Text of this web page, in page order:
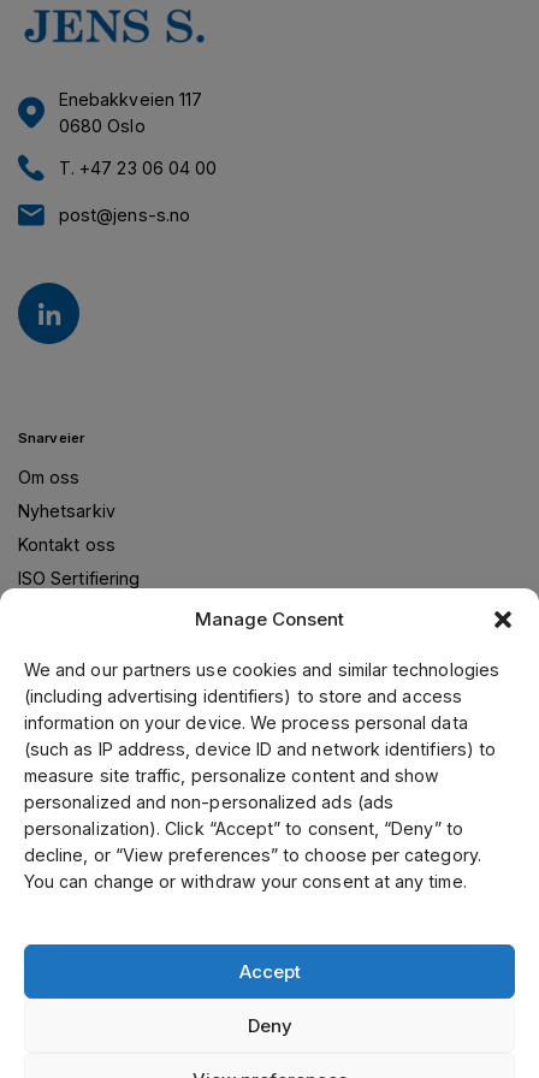
Manage Consent
We and our partners use cookies and similar technologies
(including advertising identifiers) to store and access
information on your device. We process personal data
(such as IP address, device ID and network identifiers) to
measure site traffic, personalize content and show
personalized and non-personalized ads (ads
personalization). Click “Accept” to consent, “Deny” to
decline, or “View preferences” to choose per category.
You can change or withdraw your consent at any time.
Accept
Deny
Enebakkveien 117
0680 Oslo
T. +47 23 06 04 00
post@jens-s.no
Snarveier
Om oss
Nyhetsarkiv
Kontakt oss
ISO Sertifiering
Supplier code of conduct
Om oss
Jens S. Transmisjoner Norge leverer transmisjonsløsninger i
samarbeid med verdensledende leverandører. Gjennom vår
ledende posisjon i Skandinavia, samt fokusering på kvalitet
og kundeservice kan vi tilby ett bredt sortiment til
konkurransekraftige priser. Kunde-og spesialtilpassede
produkter tilvirker vi i vårt mekaniske verksted.
Select country
Personvernerklæring / Personvernpolicy